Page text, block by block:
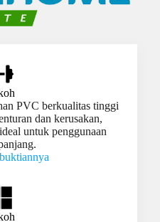
PVC berkualitas tinggi
dan kerusakan,
untuk penggunaan